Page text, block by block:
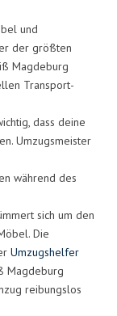
und
der größten
Magdeburg
Transport-
dass deine
Umzugsmeister
während des
sich um den
Die
Umzugshelfer
Magdeburg
reibungslos